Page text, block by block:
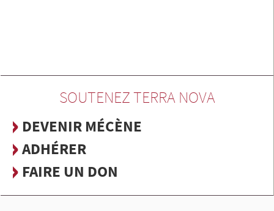
SOUTENEZ TERRA NOVA
DEVENIR MÉCÈNE
ADHÉRER
FAIRE UN DON